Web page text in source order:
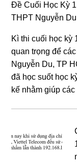
Đề Cuối Học Kỳ
THPT Nguyễn
Kì thi cuối học kỳ
quan trọng để
Nguyễn Du, TP
đã học suốt học
kế nhằm giúp